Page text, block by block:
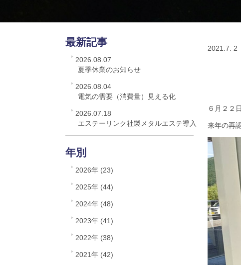
2021. 7. 2
６月２２
来年の再
最新記事
2026.08.07
夏季休業のお知らせ
2026.08.04
電気の需要（消費量）見える化
2026.07.18
エステーリンク社製メタルエステ導入
年別
2026年 (23)
2025年 (44)
2024年 (48)
2023年 (41)
2022年 (38)
2021年 (42)